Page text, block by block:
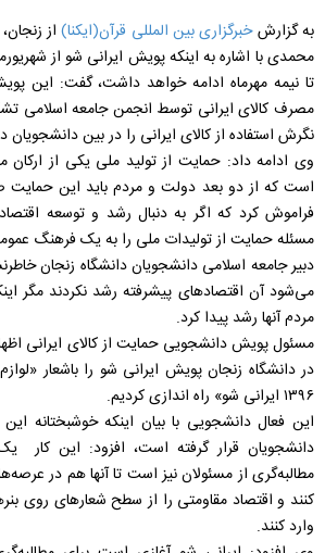
به گزارشخبرگزاری بین المللی قرآن(ایکنا)از
محمدی با اشاره به اینکه پویش ایرانی شو از
تا نیمه مهرماه ادامه خواهد داشت، گفت: این
مصرف کالای ایرانی توسط انجمن جامعه اسلامی
نگرش استفاده از کالای ایرانی را در بین دانشجویان
وی ادامه داد: حمایت از تولید ملی یکی از
است که از دو بعد دولت و مردم باید این حمایت
فراموش کرد که اگر به دنبال رشد و توسعه
مسئله حمایت از تولیدات ملی را به یک فرهنگ
دبیر جامعه اسلامی دانشجویان دانشگاه زنجان
می‌شود آن اقتصادهای پیشرفته رشد نکردند مگر
مردم آنها رشد پیدا کرد.
مسئول پویش دانشجویی حمایت از کالای ایرانی
در دانشگاه زنجان پویش ایرانی شو را باشعار
۱۳۹۶ ایرانی شو» راه اندازی کردیم.
این فعال دانشجویی با بیان اینکه خوشبختانه
دانشجویان قرار گرفته است، افزود: این کار
مطالبه‌گری از مسئولان نیز است تا آنها هم در
کنند و اقتصاد مقاومتی را از سطح شعارهای روی
وارد کنند.